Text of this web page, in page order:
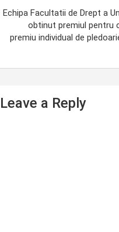
Echipa Facultatii de Drept a
obtinut premiul pentru
premiu individual de
Leave a Reply